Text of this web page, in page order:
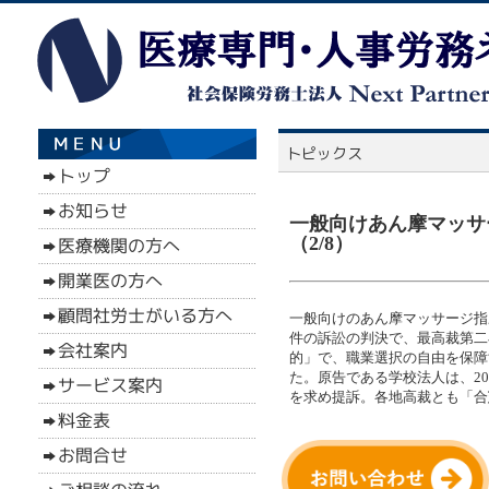
一般向けあん摩マッ
（2/8）
一般向けのあん摩マッサージ
件の訴訟の判決で、最高裁第
的」で、職業選択の自由を保
た。原告である学校法人は、
を求め提訴。各地高裁とも「